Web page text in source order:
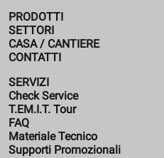
PRODOTTI
SETTORI
CASA / CANTIERE
CONTATTI
SERVIZI
Check Service
T.EM.I.T. Tour
FAQ
Materiale Tecnico
Supporti Promozionali